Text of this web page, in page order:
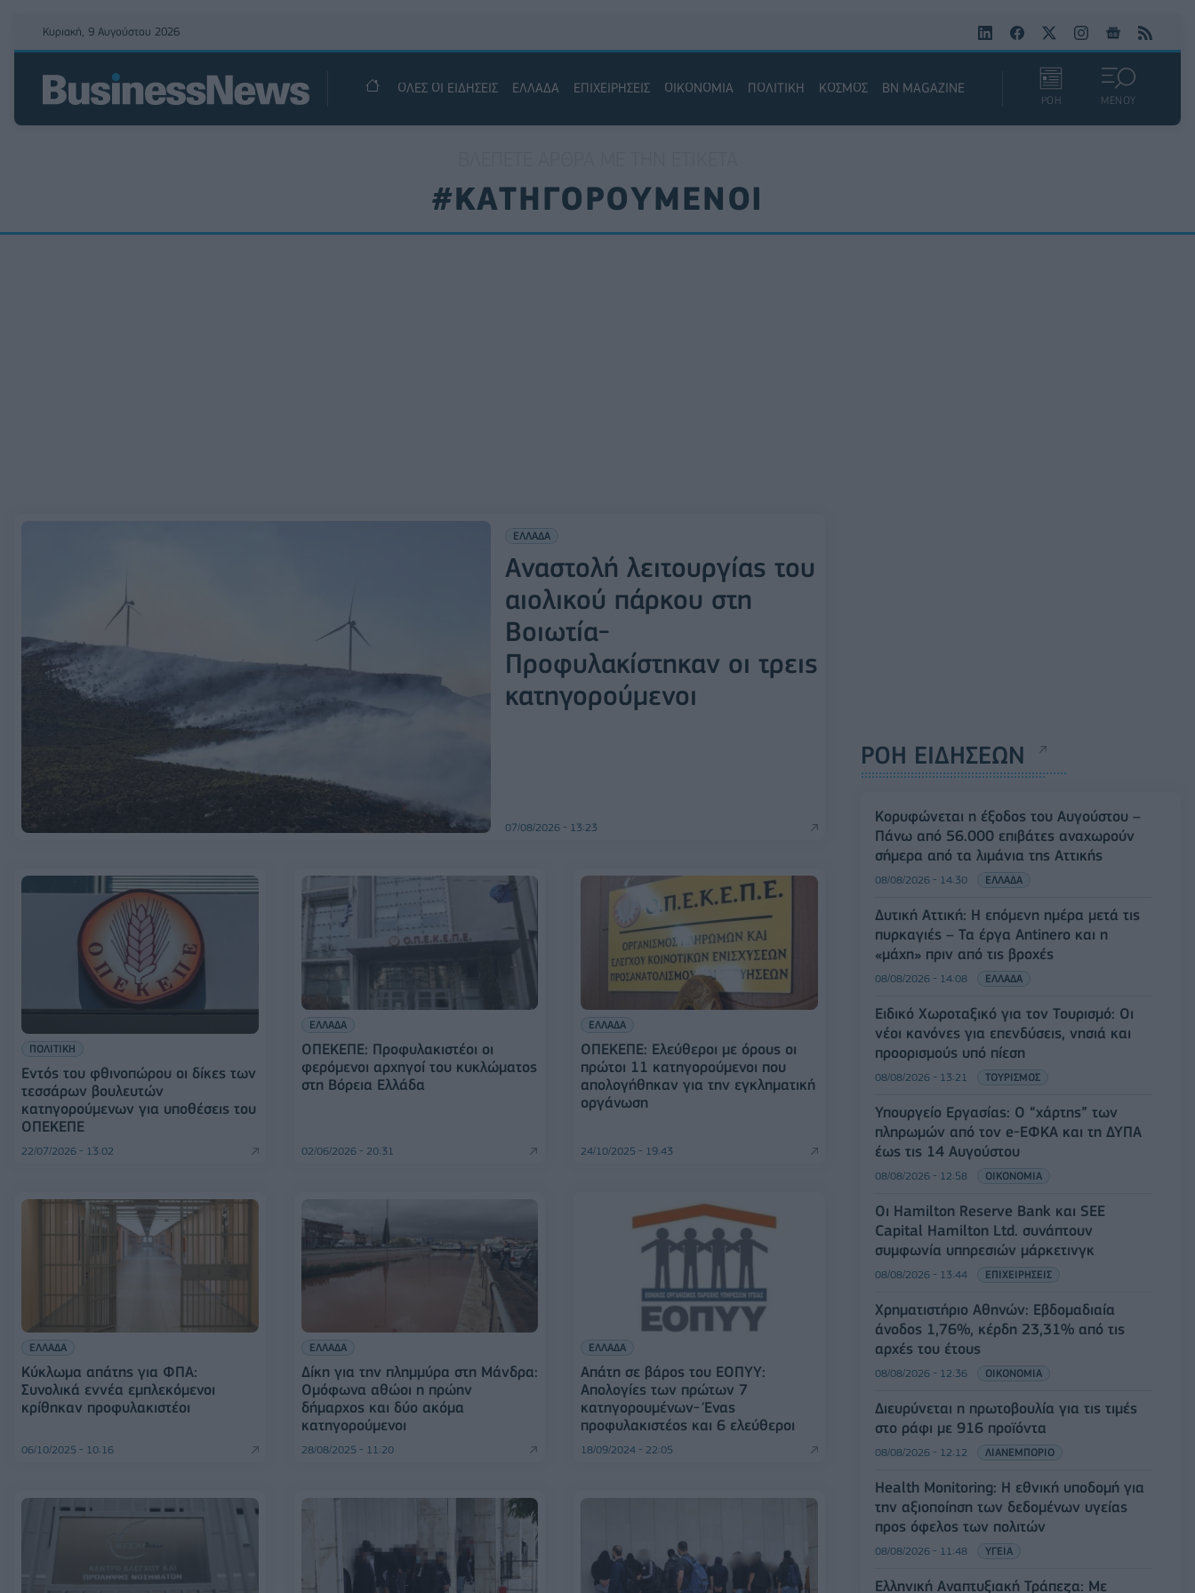
Κυριακή, 9 Αυγούστου 2026
ΟΛΕΣ ΟΙ ΕΙΔΗΣΕΙΣ ΕΛΛΑΔΑ ΕΠΙΧΕΙΡΗΣΕΙΣ ΟΙΚΟΝΟΜΙΑ ΠΟΛΙΤΙΚΗ ΚΟΣΜΟΣ BN MAGAZINE
ΡΟΗ ΜΕΝΟΥ
#ΚΑΤΗΓΟΡΟΥΜΕΝΟΙ
ΕΛΛΑΔΑ
Αναστολή λειτουργίας του
αιολικού πάρκου στη
Βοιωτία-
Προφυλακίστηκαν οι τρεις
κατηγορούμενοι
07/08/2026 - 13:23
ΠΟΛΙΤΙΚΗ
Εντός του φθινοπώρου οι δίκες των
τεσσάρων βουλευτών
κατηγορούμενων για υποθέσεις του
ΟΠΕΚΕΠΕ
22/07/2026 - 13:02
ΕΛΛΑΔΑ
ΟΠΕΚΕΠΕ: Προφυλακιστέοι οι
φερόμενοι αρχηγοί του κυκλώματος
στη Βόρεια Ελλάδα
02/06/2026 - 20:31
ΕΛΛΑΔΑ
ΟΠΕΚΕΠΕ: Ελεύθεροι με όρους οι
πρώτοι 11 κατηγορούμενοι που
απολογήθηκαν για την εγκληματική
οργάνωση
24/10/2025 - 19:43
ΕΛΛΑΔΑ
Κύκλωμα απάτης για ΦΠΑ:
Συνολικά εννέα εμπλεκόμενοι
κρίθηκαν προφυλακιστέοι
06/10/2025 - 10:16
ΕΛΛΑΔΑ
Δίκη για την πλημμύρα στη Μάνδρα:
Ομόφωνα αθώοι η πρώην
δήμαρχος και δύο ακόμα
κατηγορούμενοι
28/08/2025 - 11:20
ΕΛΛΑΔΑ
Απάτη σε βάρος του ΕΟΠΥΥ:
Απολογίες των πρώτων 7
κατηγορουμένων- Ένας
προφυλακιστέος και 6 ελεύθεροι
18/09/2024 - 22:05
ΡΟΗ ΕΙΔΗΣΕΩΝ
Κορυφώνεται η έξοδος του Αυγούστου –
Πάνω από 56.000 επιβάτες αναχωρούν
σήμερα από τα λιμάνια της Αττικής
08/08/2026 - 14:30 ΕΛΛΑΔΑ
Δυτική Αττική: Η επόμενη ημέρα μετά τις
πυρκαγιές – Τα έργα Antinero και η
«μάχη» πριν από τις βροχές
08/08/2026 - 14:08 ΕΛΛΑΔΑ
Ειδικό Χωροταξικό για τον Τουρισμό: Οι
νέοι κανόνες για επενδύσεις, νησιά και
προορισμούς υπό πίεση
08/08/2026 - 13:21 ΤΟΥΡΙΣΜΟΣ
Υπουργείο Εργασίας: Ο “χάρτης” των
πληρωμών από τον e-ΕΦΚΑ και τη ΔΥΠΑ
έως τις 14 Αυγούστου
08/08/2026 - 12:58 ΟΙΚΟΝΟΜΙΑ
Οι Hamilton Reserve Bank και SEE
Capital Hamilton Ltd. συνάπτουν
συμφωνία υπηρεσιών μάρκετινγκ
08/08/2026 - 13:44 ΕΠΙΧΕΙΡΗΣΕΙΣ
Χρηματιστήριο Αθηνών: Εβδομαδιαία
άνοδος 1,76%, κέρδη 23,31% από τις
αρχές του έτους
08/08/2026 - 12:36 ΟΙΚΟΝΟΜΙΑ
Διευρύνεται η πρωτοβουλία για τις τιμές
στο ράφι με 916 προϊόντα
08/08/2026 - 12:12 ΛΙΑΝΕΜΠΟΡΙΟ
Health Monitoring: Η εθνική υποδομή για
την αξιοποίηση των δεδομένων υγείας
προς όφελος των πολιτών
08/08/2026 - 11:48 ΥΓΕΙΑ
Ελληνική Αναπτυξιακή Τράπεζα: Με